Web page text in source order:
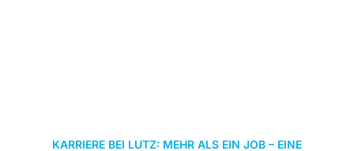
KARRIERE BEI LUTZ: MEHR ALS EIN JOB – EINE